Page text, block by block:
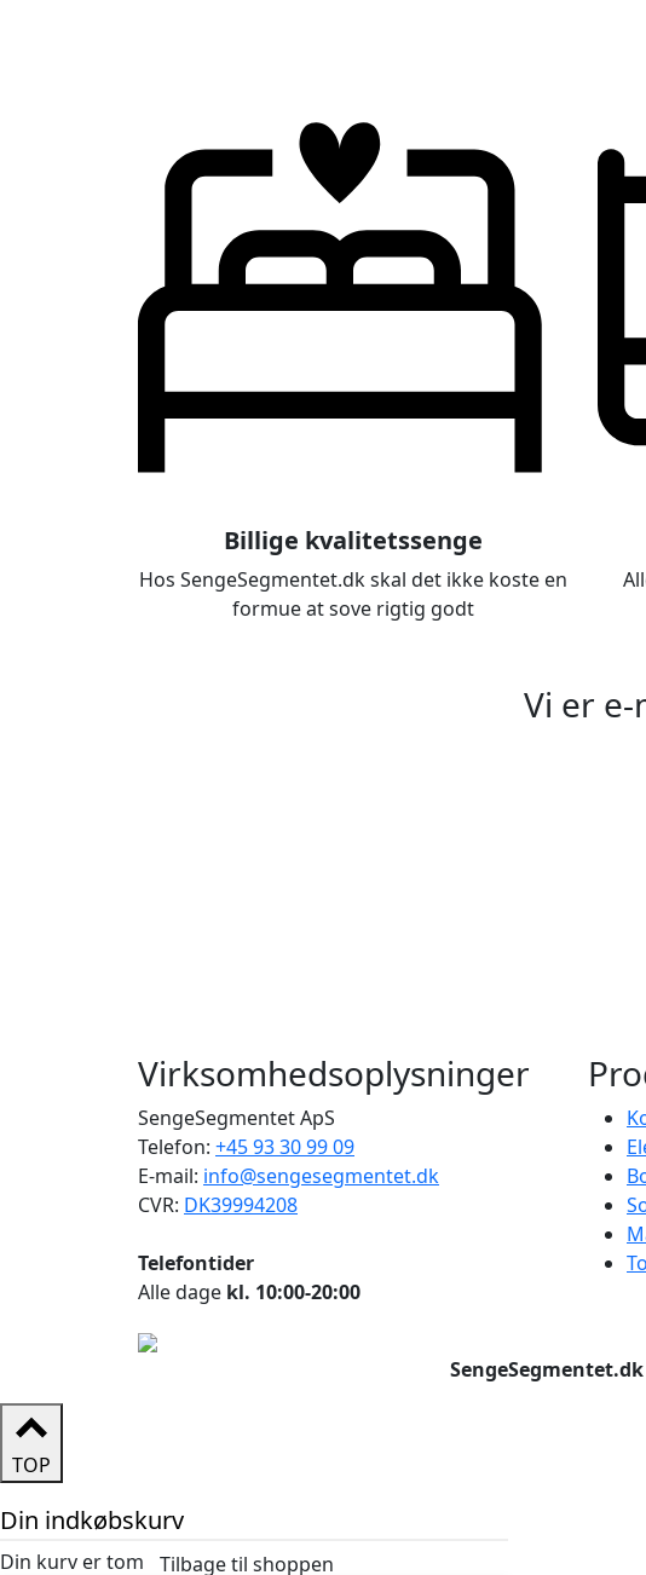
Billige kvalitetssenge
Hos SengeSegmentet.dk skal det ikke koste en
formue at sove rigtig godt
Vi er
Virksomhedsoplysninger
SengeSegmentet ApS
Telefon: +45 93 30 99 09
E-mail: info@sengesegmentet.dk
CVR: DK39994208
Telefontider
Alle dage kl. 10:00-20:00
SengeSegmentet.dk
TOP
Din indkøbskurv
Din kurv er tom Tilbage til shoppen